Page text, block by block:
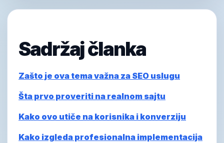
Sadržaj članka
Zašto je ova tema važna za SEO uslugu
Šta prvo proveriti na realnom sajtu
Kako ovo utiče na korisnika i konverziju
Kako izgleda profesionalna implementacija